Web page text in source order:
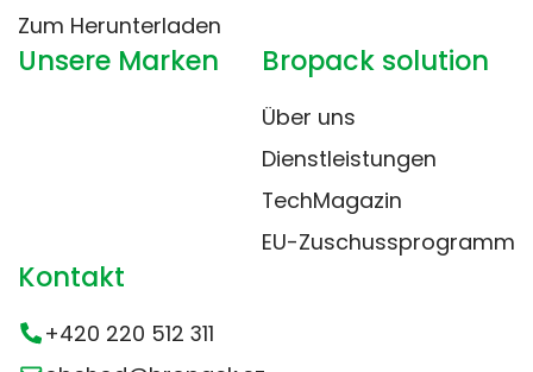
Zum Herunterladen
Unsere Marken Bropack solution
Über uns
Dienstleistungen
TechMagazin
EU-Zuschussprogramm
Kontakt
+420 220 512 311